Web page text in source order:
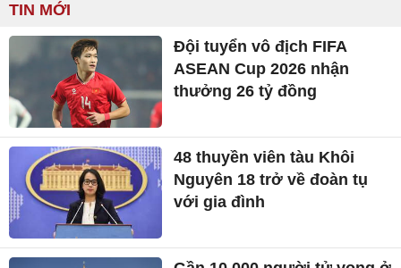
TIN MỚI
Đội tuyển vô địch FIFA
ASEAN Cup 2026 nhận
thưởng 26 tỷ đồng
48 thuyền viên tàu Khôi
Nguyên 18 trở về đoàn tụ
với gia đình